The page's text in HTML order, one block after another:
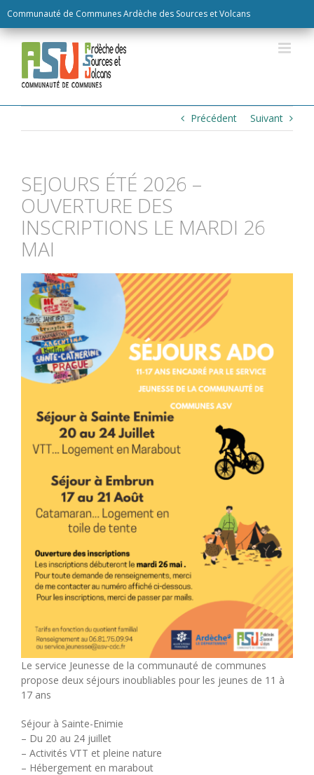
Communauté de Communes Ardèche des Sources et Volcans
to
content
Précédent Suivant
SEJOURS ÉTÉ 2026 –
OUVERTURE DES
INSCRIPTIONS LE MARDI 26
MAI
Le service Jeunesse de la communauté de communes
propose deux séjours inoubliables pour les jeunes de 11 à
17 ans
Séjour à Sainte-Enimie
– Du 20 au 24 juillet
– Activités VTT et pleine nature
– Hébergement en marabout